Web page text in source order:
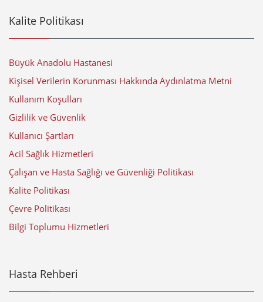
Kalite Politikası
Büyük Anadolu Hastanesi
Kişisel Verilerin Korunması Hakkında Aydınlatma Metni
Kullanım Koşulları
Gizlilik ve Güvenlik
Kullanıcı Şartları
Acil Sağlık Hizmetleri
Çalışan ve Hasta Sağlığı ve Güvenliği Politikası
Kalite Politikası
Çevre Politikası
Bilgi Toplumu Hizmetleri
Hasta Rehberi